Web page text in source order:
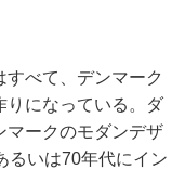
すべて、デンマーク
りになっている。ダ
マークのモダンデザ
るいは70年代にイン